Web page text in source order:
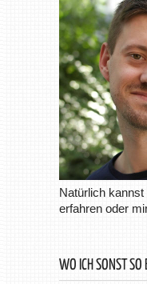
Natürlich
erfahren oder
WO ICH SONST SO